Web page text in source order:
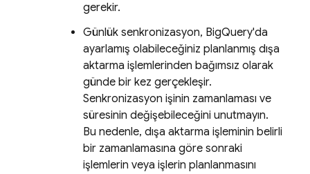
gerekir.
Günlük senkronizasyon, BigQuery'da
ayarlamış olabileceğiniz planlanmış dışa
aktarma işlemlerinden bağımsız olarak
günde bir kez gerçekleşir.
Senkronizasyon işinin zamanlaması ve
süresinin değişebileceğini unutmayın.
Bu nedenle, dışa aktarma işleminin belirli
bir zamanlamasına göre sonraki
işlemlerin veya işlerin planlanmasını